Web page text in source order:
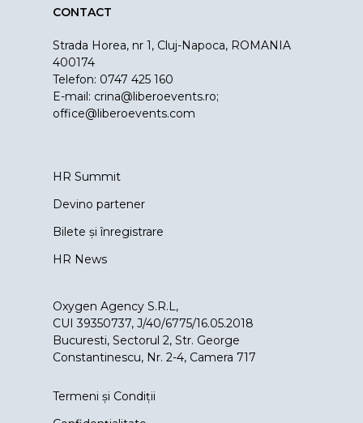
CONTACT
Strada Horea, nr 1, Cluj-Napoca, ROMANIA
400174
Telefon: 0747 425 160
E-mail: crina@liberoevents.ro;
office@liberoevents.com
HR Summit
Devino partener
Bilete și înregistrare
HR News
Oxygen Agency S.R.L,
CUI 39350737, J/40/6775/16.05.2018
Bucuresti, Sectorul 2, Str. George
Constantinescu, Nr. 2-4, Camera 717
Termeni și Condiții